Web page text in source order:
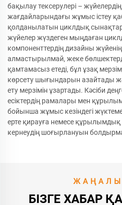
бақылау тексерулері –
жағдайларындағы жұмыс істеу
қолданылатын циклдық
жүйелер жүздеген мыңдаған
компоненттердің дизайны
алмастырылмай, жеке
қамтамасыз етеді, бұл ұзақ
көрсету шығындарын азайтады
ету мерзімін ұзартады. Кәсіби
есіктердің рамалары мен
бойынша жұмыс кезіндегі
ерте қирауға немесе құрылымдық
кернеудің шоғырлануын
БІЗГЕ ХАБАР